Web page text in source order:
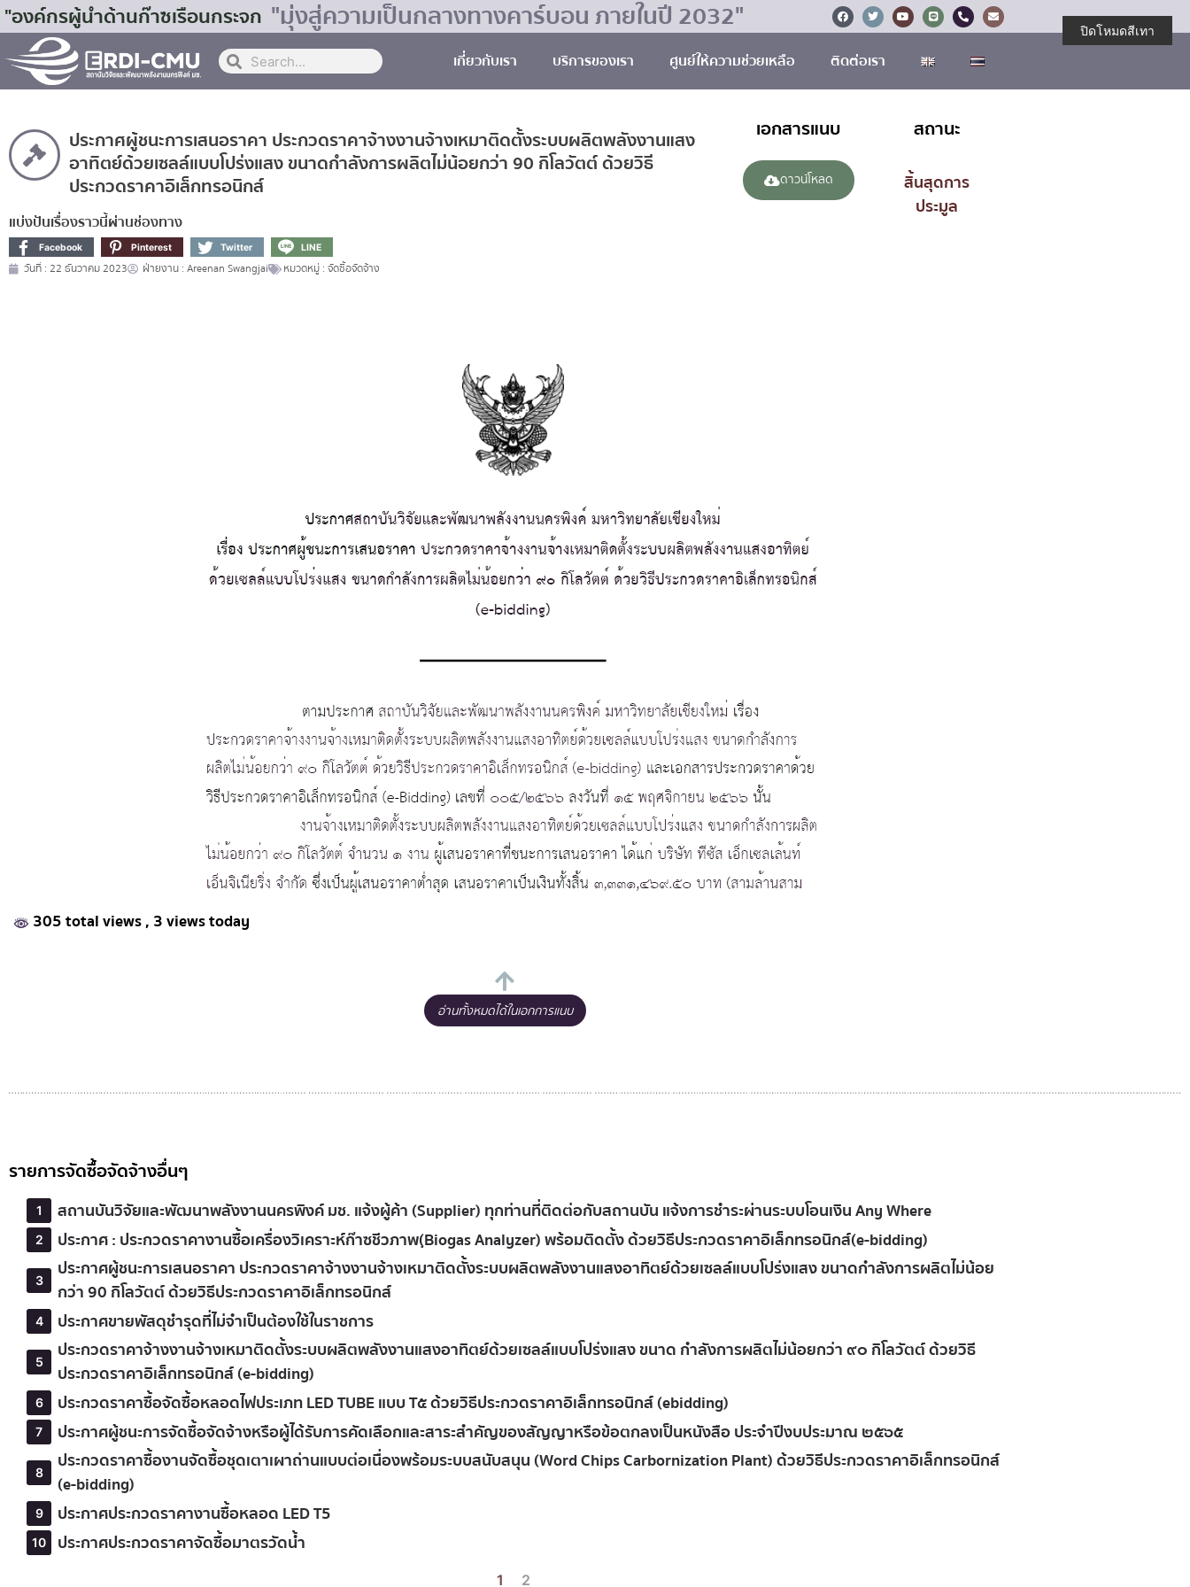
"องค์กรผู้นำด้านก๊าซเรือนกระจก "มุ่งสู่ความเป็นกลางทางคาร์บอน ภายในปี 2032"
เกี่ยวกับเรา บริการของเรา ศูนย์ให้ความช่วยเหลือ ติดต่อเรา
ประกาศผู้ชนะการเสนอราคา ประกวดราคาจ้างงานจ้างเหมาติดตั้งระบบผลิตพลังงานแสง
อาทิตย์ด้วยเซลล์แบบโปร่งแสง ขนาดกำลังการผลิตไม่น้อยกว่า 90 กิโลวัตต์ ด้วยวิธี
ประกวดราคาอิเล็กทรอนิกส์
แบ่งปันเรื่องราวนี้ผ่านช่องทาง
Facebook Pinterest Twitter LINE
วันที่ : 22 ธันวาคม 2023 ฝ่ายงาน : Areenan Swangjai หมวดหมู่ : จัดซื้อจัดจ้าง
เอกสารแนบ
ดาวน์โหลด
สถานะ
สิ้นสุดการ
ประมูล
305 total views, 3 views today
อ่านทั้งหมดได้ในเอกการแนบ
รายการจัดซื้อจัดจ้างอื่นๆ
สถานบันวิจัยและพัฒนาพลังงานนครพิงค์ มช. แจ้งผู้ค้า (Supplier) ทุกท่านที่ติดต่อกับสถานบัน แจ้งการชำระผ่านระบบโอนเงิน Any Where
ประกาศ : ประกวดราคางานซื้อเครื่องวิเคราะห์ก๊าซชีวภาพ(ฺBiogas Analyzer) พร้อมติดตั้ง ด้วยวิธีประกวดราคาอิเล็กทรอนิกส์(e-bidding)
ประกาศผู้ชนะการเสนอราคา ประกวดราคาจ้างงานจ้างเหมาติดตั้งระบบผลิตพลังงานแสงอาทิตย์ด้วยเซลล์แบบโปร่งแสง ขนาดกำลังการผลิตไม่น้อย
กว่า 90 กิโลวัตต์ ด้วยวิธีประกวดราคาอิเล็กทรอนิกส์
ประกาศขายพัสดุชำรุดที่ไม่จำเป็นต้องใช้ในราชการ
ประกวดราคาจ้างงานจ้างเหมาติดตั้งระบบผลิตพลังงานแสงอาทิตย์ด้วยเซลล์แบบโปร่งแสง ขนาด กำลังการผลิตไม่น้อยกว่า ๙๐ กิโลวัตต์ ด้วยวิธี
ประกวดราคาอิเล็กทรอนิกส์ (e-bidding)
ประกวดราคาซื้อจัดซื้อหลอดไฟประเภท LED TUBE แบบ T๕ ด้วยวิธีประกวดราคาอิเล็กทรอนิกส์ (ebidding)
ประกาศผู้ชนะการจัดซื้อจัดจ้างหรือผู้ได้รับการคัดเลือกและสาระสำคัญของสัญญาหรือข้อตกลงเป็นหนังสือ ประจำปีงบประมาณ ๒๕๖๕
ประกวดราคาซื้องานจัดซื้อชุดเตาเผาถ่านแบบต่อเนื่องพร้อมระบบสนับสนุน (Word Chips Carbornization Plant) ด้วยวิธีประกวดราคาอิเล็กทรอนิกส์
(e-bidding)
ประกาศประกวดราคางานซื้อหลอด LED T5
ประกาศประกวดราคาจัดซื้อมาตรวัดน้ำ
1 2
ปิดโหมดสีเทา